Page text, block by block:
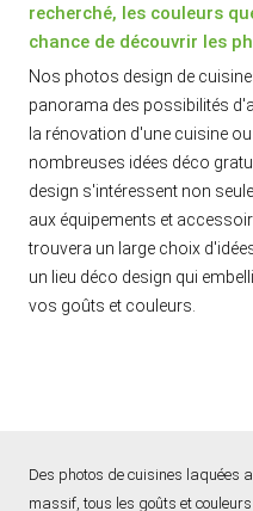
recherché, les couleurs
chance de découvrir les
Nos photos design de
panorama des possibilités
la rénovation d'une cuisine
nombreuses idées déco
design s'intéressent non
aux équipements et
trouvera un large choix
un lieu déco design qui
vos goûts et couleurs.
Des photos de cuisines laquées
massif, tous les goûts et